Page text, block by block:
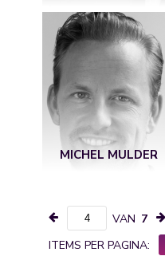
MICHEL MULDER
VAN 7
ITEMS PER PAGINA: